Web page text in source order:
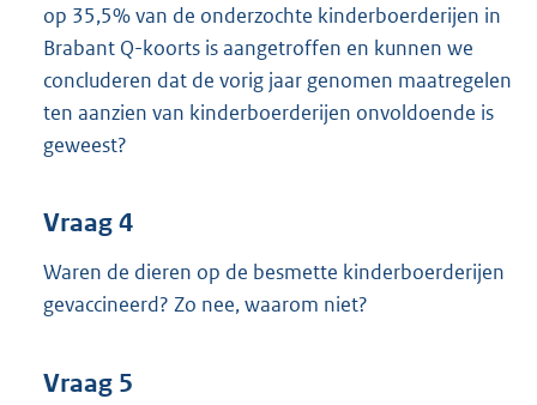
op 35,5% van de onderzochte kinderboerderijen in
Brabant Q-koorts is aangetroffen en kunnen we
concluderen dat de vorig jaar genomen maatregelen
ten aanzien van kinderboerderijen onvoldoende is
geweest?
Vraag 4
Waren de dieren op de besmette kinderboerderijen
gevaccineerd? Zo nee, waarom niet?
Vraag 5